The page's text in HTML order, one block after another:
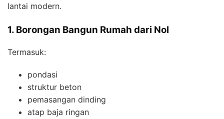
lantai modern.
1. Borongan Bangun Rumah dari Nol
Termasuk:
pondasi
struktur beton
pemasangan dinding
atap baja ringan